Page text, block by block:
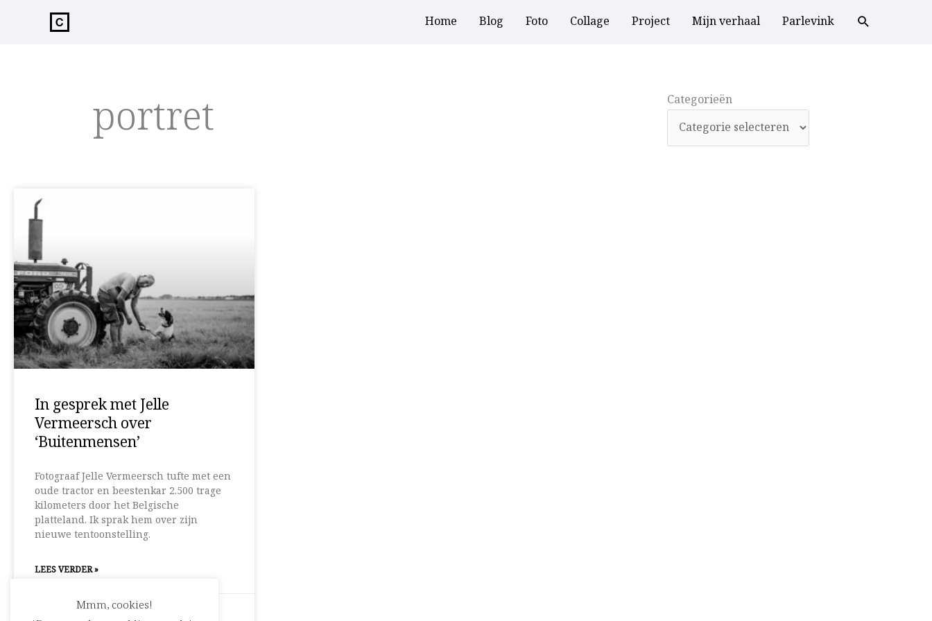
Home Blog Foto Collage Project Mijn verhaal Parlevink
portret Categorieën
Categorieën
In gesprek met Jelle
Vermeersch over
‘Buitenmensen’
Fotograaf Jelle Vermeersch tufte met een
oude tractor en beestenkar 2.500 trage
kilometers door het Belgische
platteland. Ik sprak hem over zijn
nieuwe tentoonstelling.
LEES VERDER »
5 december 2023 3 reacties
Mmm, cookies!